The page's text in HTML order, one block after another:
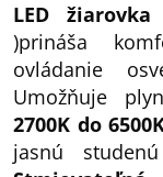
LED
)prináša
ovládanie
Umožňuje
2700K do
jasnú